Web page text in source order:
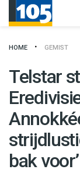
HOME GEMIST
Telstar
bak voor’